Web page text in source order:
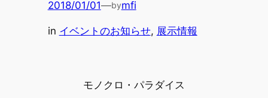
2018/01/01—bymfi
in イベントのお知らせ, 展示情報
モノクロ・パラダイス